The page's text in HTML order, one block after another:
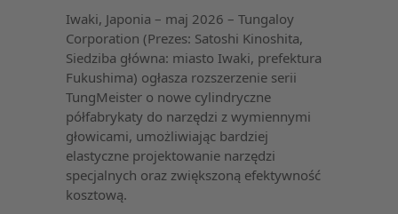
Iwaki, Japonia – maj 2026 – Tungaloy
Corporation (Prezes: Satoshi Kinoshita,
Siedziba główna: miasto Iwaki, prefektura
Fukushima) ogłasza rozszerzenie serii
TungMeister o nowe cylindryczne
półfabrykaty do narzędzi z wymiennymi
głowicami, umożliwiając bardziej
elastyczne projektowanie narzędzi
specjalnych oraz zwiększoną efektywność
kosztową.